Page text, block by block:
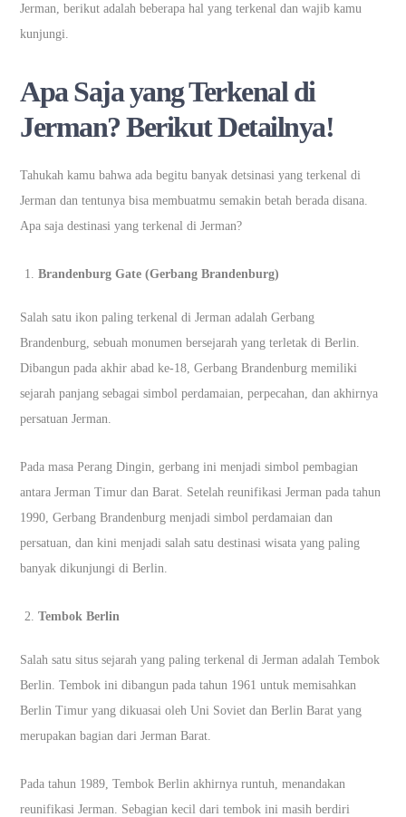
Jerman, berikut adalah beberapa hal yang terkenal dan wajib kamu
kunjungi.
Apa Saja yang Terkenal di
Jerman? Berikut Detailnya!
Tahukah kamu bahwa ada begitu banyak detsinasi yang terkenal di
Jerman dan tentunya bisa membuatmu semakin betah berada disana.
Apa saja destinasi yang terkenal di Jerman?
Brandenburg Gate (Gerbang Brandenburg)
Salah satu ikon paling terkenal di Jerman adalah Gerbang
Brandenburg, sebuah monumen bersejarah yang terletak di Berlin.
Dibangun pada akhir abad ke-18, Gerbang Brandenburg memiliki
sejarah panjang sebagai simbol perdamaian, perpecahan, dan akhirnya
persatuan Jerman.
Pada masa Perang Dingin, gerbang ini menjadi simbol pembagian
antara Jerman Timur dan Barat. Setelah reunifikasi Jerman pada tahun
1990, Gerbang Brandenburg menjadi simbol perdamaian dan
persatuan, dan kini menjadi salah satu destinasi wisata yang paling
banyak dikunjungi di Berlin.
Tembok Berlin
Salah satu situs sejarah yang paling terkenal di Jerman adalah Tembok
Berlin. Tembok ini dibangun pada tahun 1961 untuk memisahkan
Berlin Timur yang dikuasai oleh Uni Soviet dan Berlin Barat yang
merupakan bagian dari Jerman Barat.
Pada tahun 1989, Tembok Berlin akhirnya runtuh, menandakan
reunifikasi Jerman. Sebagian kecil dari tembok ini masih berdiri